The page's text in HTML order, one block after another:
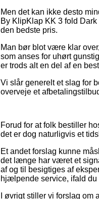
Men det kan ikke desto
By KlipKlap KK 3 fold
den bedste pris.
Man bør blot være klar
som anses for uhørt
er trods alt en del af en
Vi slår generelt et slag for
overveje et
Forud for at folk bestiller
det er dog naturligvis et
Et andet forslag kunne
det længe har været et
af og til besigtiges af
hjælpende service, ifald
I øvrigt stiller vi forslag